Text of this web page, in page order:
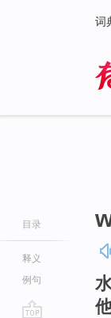
词
目录
释义
例句